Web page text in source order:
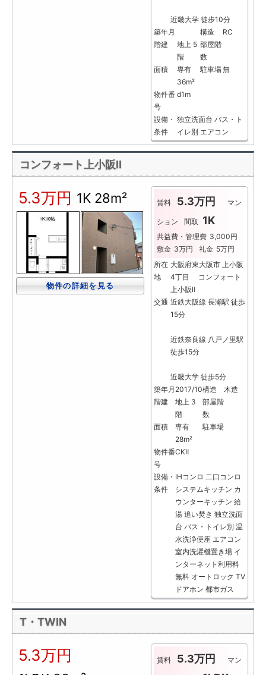
近畿大学 徒歩10分
築年月
構造
RC
階建
地上 5
階
部屋階
数
面積
専有
36m²
駐車場無
物件番
号
d1m
設備・
条件
独立洗面台 バス・ト
イレ別 エアコン
コンフォート上小阪Ⅱ
5.3万円 1K 28m²
物件の詳細を見る
賃料 5.3万円 マン
ション 間取 1K
共益費・管理費 3,000円
敷金 3万円 礼金 5万円
所在
地
大阪府東大阪市 上小阪
4丁目 コンフォート
上小阪Ⅱ
交通 近鉄大阪線 長瀬駅 徒歩
15分
近鉄奈良線 八戸ノ里駅
徒歩15分
近畿大学 徒歩5分
築年月 2017/10構造
木造
階建
地上 3
階
部屋階
数
面積
専有
28m²
駐車場
物件番
号
CKⅡ
設備・
条件
IHコンロ 二口コンロ
システムキッチン カ
ウンターキッチン 給
湯 追い焚き 独立洗面
台 バス・トイレ別 温
水洗浄便座 エアコン
室内洗濯機置き場 イ
ンターネット利用料
無料 オートロック TV
ドアホン 都市ガス
T・TWIN
5.3万円 賃料 5.3万円 マン